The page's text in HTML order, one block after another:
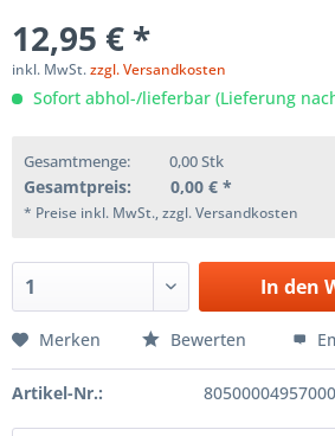
12,95 € *
inkl. MwSt.zzgl. Versandkosten
Sofort abhol-/lieferbar (Lieferung
Gesamtmenge: 0,00Stk
Gesamtpreis: 0,00 € *
* Preise inkl. MwSt., zzgl. Versandkosten
In den
Merken Bewerten
Artikel-Nr.: